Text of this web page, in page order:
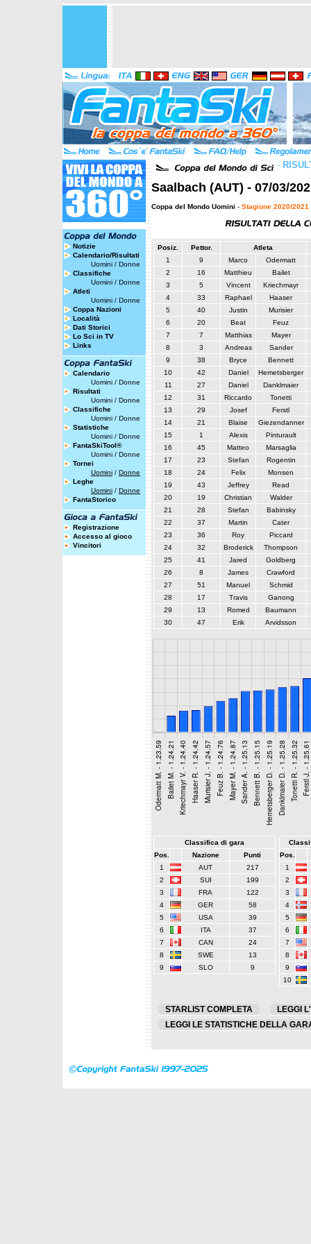
Notizie
Calendario/Risultati
Uomini / Donne
Classifiche
Uomini / Donne
Atleti
Uomini / Donne
Coppa Nazioni
Località
Dati Storici
Lo Sci in TV
Links
Calendario
Uomini / Donne
Risultati
Uomini / Donne
Classifiche
Uomini / Donne
Statistiche
Uomini / Donne
FantaSkiTool®
Uomini / Donne
Tornei
Uomini / Donne
Leghe
Uomini / Donne
FantaStorico
Registrazione
Accesso al gioco
Vincitori
-
Saalbach (AUT) - 07/03/
Coppa del Mondo Uomini - Stagione 2020/2021
Posiz. Pettor.
Atleta
1
9 Marco
Odermatt
2
16 Matthieu
Bailet
3
5 Vincent
Kriechmayr
4
33 Raphael
Haaser
5
40 Justin
Murisier
6
20 Beat
Feuz
7
7 Matthias
Mayer
8
3 Andreas
Sander
9
38 Bryce
Bennett
10
42 Daniel
Hemetsberger
11
27 Daniel
Danklmaier
12
31 Riccardo
Tonetti
13
29 Josef
Ferstl
14
21 Blaise
Giezendanner
15
1 Alexis
Pinturault
16
45 Matteo
Marsaglia
17
23 Stefan
Rogentin
18
24 Felix
Monsen
19
43 Jeffrey
Read
20
19 Christian
Walder
21
28 Stefan
Babinsky
22
37 Martin
Cater
23
36 Roy
Piccard
24
32 Broderick
Thompson
25
41 Jared
Goldberg
26
8 James
Crawford
27
51 Manuel
Schmid
28
17 Travis
Ganong
29
13 Romed
Baumann
30
47 Erik Arvidsson
Classifica di gara
Pos.
Nazione
Punti
1
AUT
217
2
SUI
199
3
FRA
122
4
GER
58
5
USA
39
6
ITA
37
7
CAN
24
8
SWE
13
9
SLO 9
Pos.
1
2
3
4
5
6
7
8
9
10
STARLIST COMPLETA
LEGGI
LEGGI LE STATISTICHE DELLA